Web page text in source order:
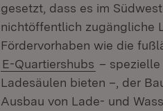
gesetzt, dass es im
nichtöffentlich zugängliche
Fördervorhaben wie die
E-Quartiershubs –
Ladesäulen bieten –, der
Ausbau von Lade- und